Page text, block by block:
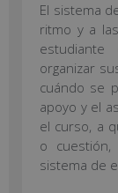
El sistema
ritmo y a
organizar
cuándo se
apoyo y el
el curso, a
o
sistema de